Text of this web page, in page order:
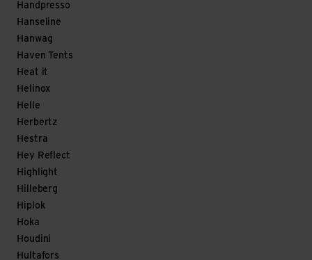
Handpresso
Hanseline
Hanwag
Haven Tents
Heat it
Helinox
Helle
Herbertz
Hestra
Hey Reflect
Highlight
Hilleberg
Hiplok
Hoka
Houdini
Hultafors